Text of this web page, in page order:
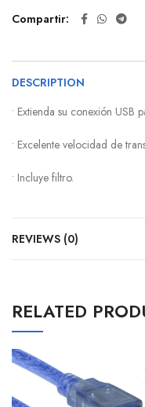
Compartir
DESCRIPTION
• Extienda su conexión USB
• Excelente velocidad de
• Incluye filtro.
REVIEWS (0)
RELATED